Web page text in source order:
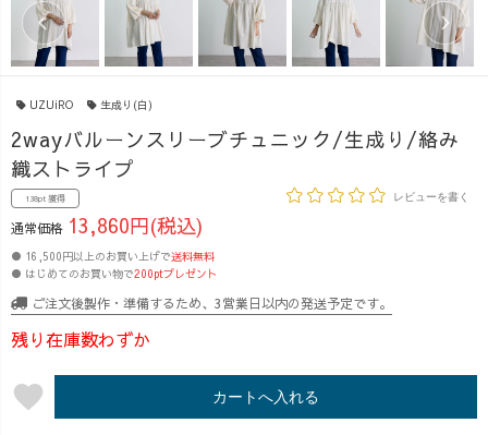
UZUiRO 生成り(白)
2wayバルーンスリーブチュニック/生成り/絡み
織ストライプ
138pt 獲得 レビューを書く
通常価格 13,860円(税込)
● 16,500円以上のお買い上げで送料無料
● はじめてのお買い物で200ptプレゼント
ご注文後製作・準備するため、3営業日以内の発送予定です。
残り在庫数わずか
favorite カートへ入れる